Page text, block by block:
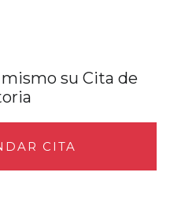
su Cita de
CITA